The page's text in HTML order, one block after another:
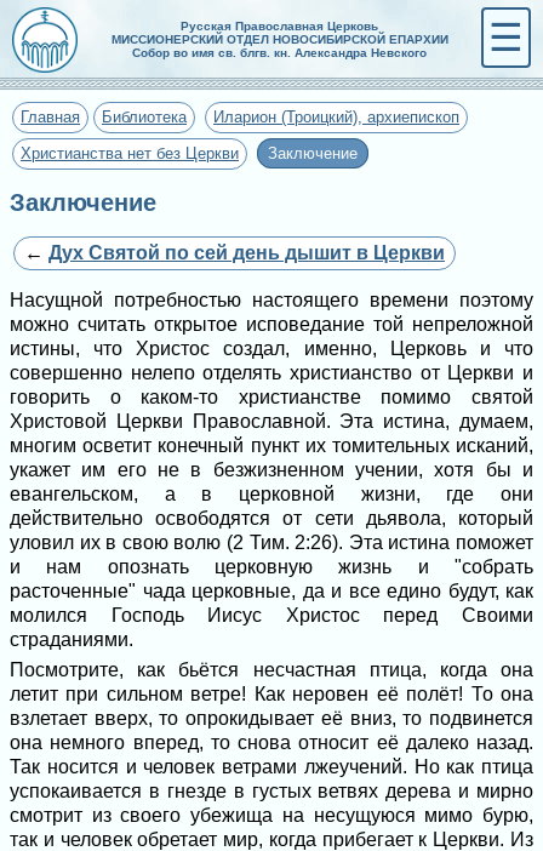
Русская Православная Церковь
МИССИОНЕРСКИЙ ОТДЕЛ НОВОСИБИРСКОЙ ЕПАРХИИ
Собор во имя св. блгв. кн. Александра Невского
☰
Главная Библиотека
Иларион (Троицкий), архиепископ
Христианства нет без Церкви
Заключение
Заключение
← Дух Святой по сей день дышит в Церкви
Насущной потребностью настоящего времени поэтому
можно считать открытое исповедание той непреложной
истины, что Христос создал, именно, Церковь и что
совершенно нелепо отделять христианство от Церкви и
говорить о каком-то христианстве помимо святой
Христовой Церкви Православной. Эта истина, думаем,
многим осветит конечный пункт их томительных исканий,
укажет им его не в безжизненном учении, хотя бы и
евангельском, а в церковной жизни, где они
действительно освободятся от сети дьявола, который
уловил их в свою волю (2 Тим. 2:26). Эта истина поможет
и нам опознать церковную жизнь и "собрать
расточенные" чада церковные, да и все едино будут, как
молился Господь Иисус Христос перед Своими
страданиями.
Посмотрите, как бьётся несчастная птица, когда она
летит при сильном ветре! Как неровен её полёт! То она
взлетает вверх, то опрокидывает её вниз, то подвинется
она немного вперед, то снова относит её далеко назад.
Так носится и человек ветрами лжеучений. Но как птица
успокаивается в гнезде в густых ветвях дерева и мирно
смотрит из своего убежища на несущуюся мимо бурю,
так и человек обретает мир, когда прибегает к Церкви. Из